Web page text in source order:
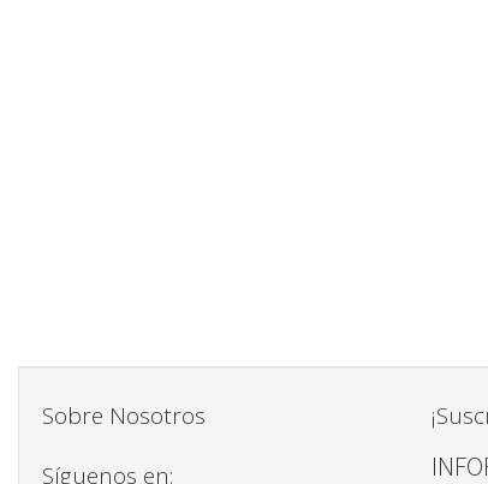
Sobre Nosotros
Síguenos en: